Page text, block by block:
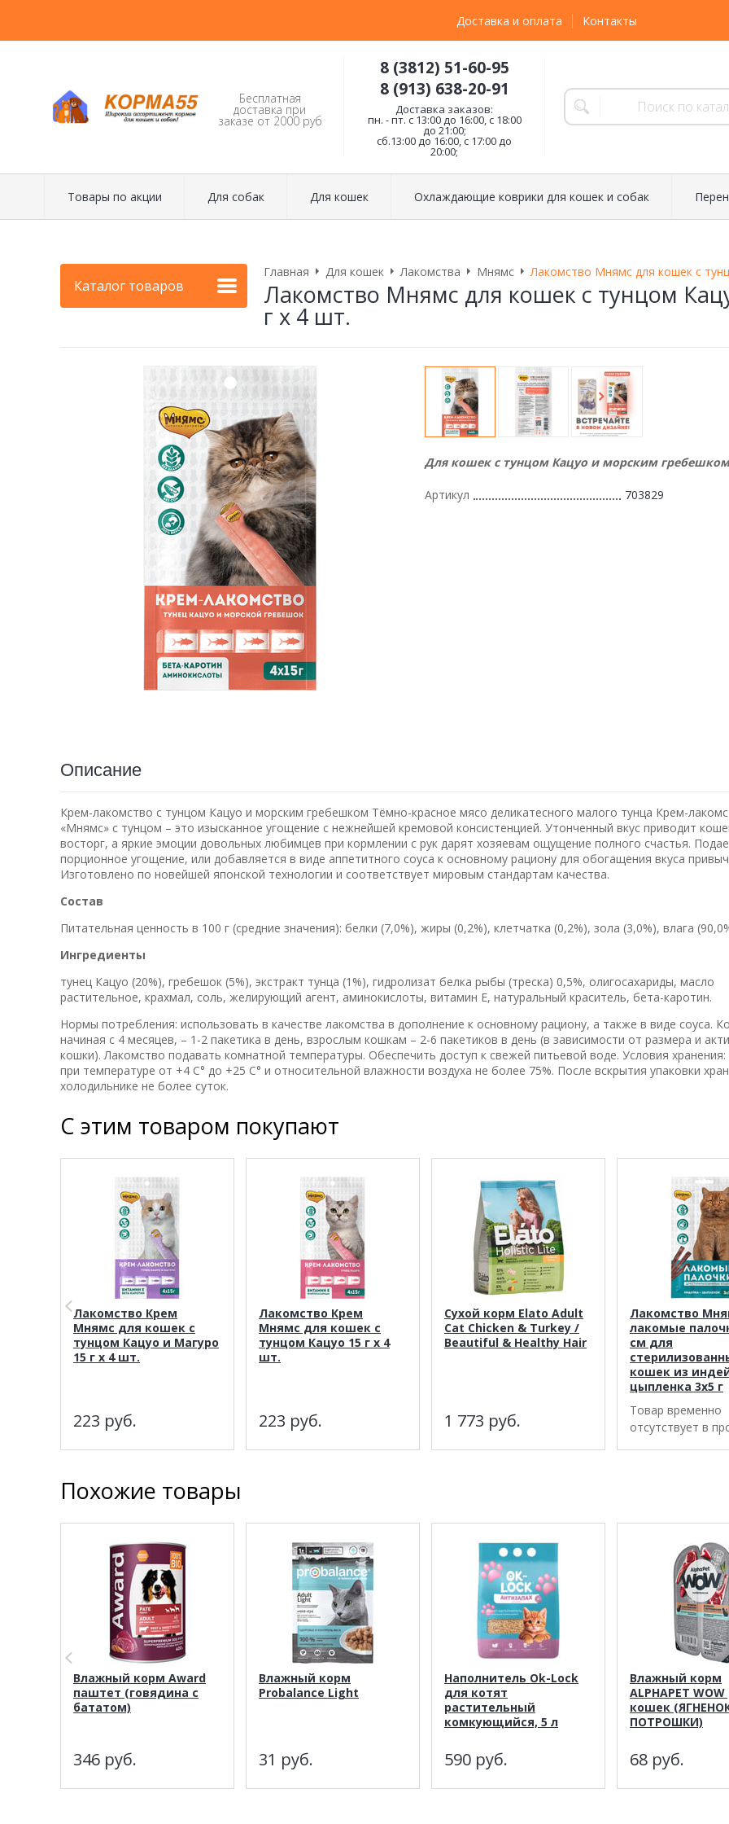
Доставка и оплата Контакты
Бесплатная
доставка при
заказе от 2000 руб
8 (3812) 51-60-95
8 (913) 638-20-91
Доставка заказов:
пн. - пт. с 13:00 до 16:00, с 18:00
до 21:00;
сб.13:00 до 16:00, с 17:00 до
20:00;
Товары по акции Для собак Для кошек Охлаждающие коврики для кошек и собак
Каталог товаров
Главная Для кошек Лакомства Мнямс Лакомство Мнямс для кошек с
Лакомство Мнямс для кошек с тунцом
г х 4 шт.
Для кошек с тунцом Кацуо и морским гребешком
Артикул 703829
Описание
Крем-лакомство с тунцом Кацуо и морским гребешком Тёмно-красное мясо деликатесного малого тунца Крем-
«Мнямс» с тунцом – это изысканное угощение с нежнейшей кремовой консистенцией. Утонченный вкус приводит
восторг, а яркие эмоции довольных любимцев при кормлении с рук дарят хозяевам ощущение полного счастья.
порционное угощение, или добавляется в виде аппетитного соуса к основному рациону для обогащения вкуса
Изготовлено по новейшей японской технологии и соответствует мировым стандартам качества.
Состав
Питательная ценность в 100 г (средние значения): белки (7,0%), жиры (0,2%), клетчатка (0,2%), зола (3,0%), влага
Ингредиенты
тунец Кацуо (20%), гребешок (5%), экстракт тунца (1%), гидролизат белка рыбы (треска) 0,5%, олигосахариды, масло
растительное, крахмал, соль, желирующий агент, аминокислоты, витамин Е, натуральный краситель, бета-каротин.
Нормы потребления: использовать в качестве лакомства в дополнение к основному рациону, а также в виде соуса.
начиная с 4 месяцев, – 1-2 пакетика в день, взрослым кошкам – 2-6 пакетиков в день (в зависимости от размера и
кошки). Лакомство подавать комнатной температуры. Обеспечить доступ к свежей питьевой воде. Условия хранения:
при температуре от +4 С° до +25 С° и относительной влажности воздуха не более 75%. После вскрытия упаковки
холодильнике не более суток.
С этим товаром покупают
Лакомство Крем
Мнямс для кошек с
тунцом Кацуо и Магуро
15 г х 4 шт.
223 руб.
Лакомство Крем
Мнямс для кошек с
тунцом Кацуо 15 г х 4
шт.
223 руб.
Сухой корм Elato Adult
Cat Chicken & Turkey /
Beautiful & Healthy Hair
1 773 руб.
Лакомство
лакомые
см для
кошек из
цыпленка 3х5 г
Товар временно
отсутствует в
Похожие товары
Влажный корм Award
паштет (говядина с
бататом)
346 руб.
Влажный корм
Probalance Light
31 руб.
Наполнитель Ok-Lock
для котят
растительный
комкующийся, 5 л
590 руб.
Влажный корм
ALPHAPET
кошек
ПОТРОШКИ)
68 руб.